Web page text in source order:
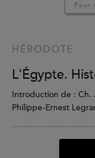
Pour
HÉRODOTE
L'Égypte.
Introduction de : Ch.
Philippe-Ernest